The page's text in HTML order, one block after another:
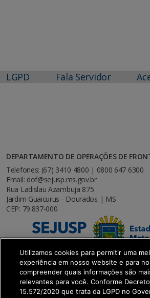
LGPD Fala Servidor
DEPARTAMENTO DE OPERAÇÕES DE
Telefones: (67) 3410 4800 | 0800 647 6300
Email: dof@sejusp.ms.gov.br
Rua Ladislau Azambuja 875
Jardim Guaicurus - Dourados | MS
CEP: 79.837-000
Utilizamos cookies para permitir uma
experiência em nosso website e para
compreender quais informações são
relevantes para você. Conforme
15.572/2020 que trata da LGPD no